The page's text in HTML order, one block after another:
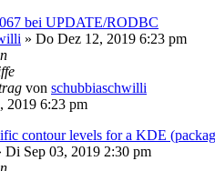
bei UPDATE/RODBC
» Do Dez 12, 2019 6:23 pm
von schubbiaschwilli
2019 6:23 pm
contour levels for a KDE
Di Sep 03, 2019 2:30 pm